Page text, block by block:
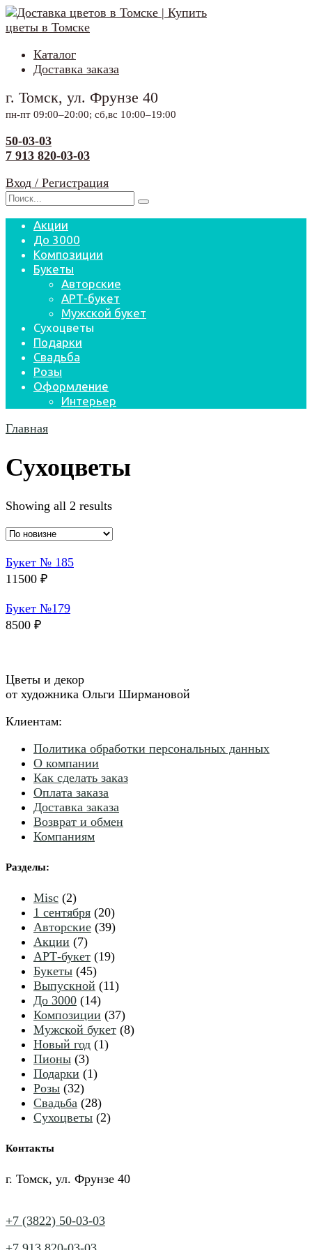
Перейти
к
Каталог
Доставка заказа
г. Томск, ул. Фрунзе 40
пн-пт 09:00–20:00; сб,вс 10:00–19:00
50-03-03
7 913 820-03-03
Вход / Регистрация
Search
Акции
До 3000
Композиции
Букеты
Авторские
АРТ-букет
Мужской букет
Сухоцветы
Подарки
Свадьба
Розы
Оформление
Интерьер
Главная
Сухоцветы
Showing all 2 results
Букет № 185
11500 ₽
Букет №179
8500 ₽
Цветы и декор
от художника Ольги Ширмановой
Клиентам:
Политика обработки персональных данных
О компании
Как сделать заказ
Оплата заказа
Доставка заказа
Возврат и обмен
Компаниям
Разделы:
Misc 22
товара
1 сентября 2020
товаров
Авторские 3939
Акции 77
товаров
АРТ-букет 1919
Букеты 4545
товаров
Выпускной 1111
До 3000 1414
товаров
Композиции 3737
товаров
Мужской букет 88
Новый год 11
Пионы 33
товара
Подарки 11
Розы 3232
товара
Свадьба 2828
товаров
Сухоцветы 22
Контакты
г. Томск, ул. Фрунзе 40
+7 (3822) 50-03-03